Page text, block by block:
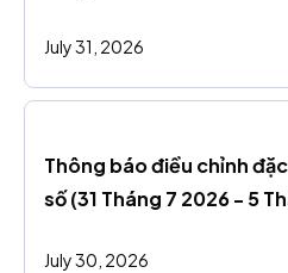
July 31, 2026
Thông báo điều chỉnh
số (31 Tháng 7 2026 - 5
July 30, 2026